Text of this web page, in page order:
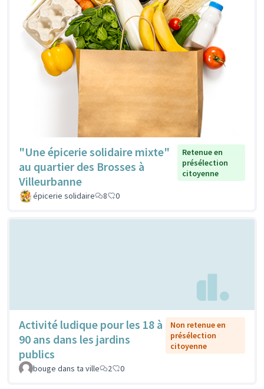
"Une épicerie solidaire mixte"
au quartier des Brosses à
Villeurbanne
Retenue en
présélection
citoyenne
épicerie solidaire 8 0
Activité ludique pour les 18 à
90 ans dans les jardins
publics
Non retenue en
présélection
citoyenne
bouge dans ta ville 2 0